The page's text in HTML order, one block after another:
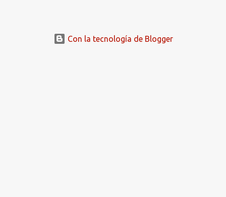
debe dejar pasar la oportunidad de hacerse con este libro, queda
Con la tecnología de Blogger